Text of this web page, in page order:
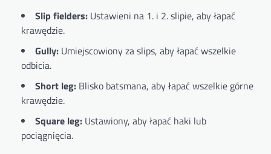
Slip fielders: Ustawieni na 1. i 2. slipie, aby łapać
krawędzie.
Gully: Umiejscowiony za slips, aby łapać wszelkie
odbicia.
Short leg: Blisko batsmana, aby łapać wszelkie górne
krawędzie.
Square leg: Ustawiony, aby łapać haki lub
pociągnięcia.